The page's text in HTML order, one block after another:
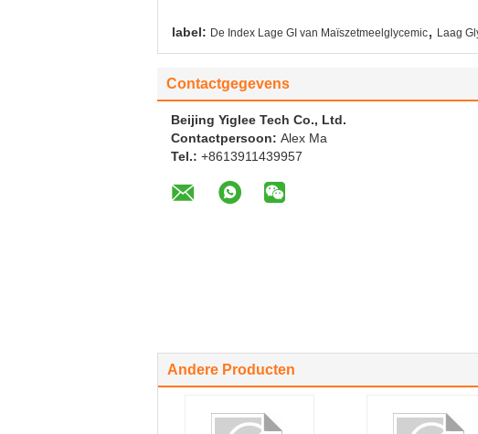
label: De Index Lage GI van Maïszetmeelglycemic, Laag
Contactgegevens
Beijing Yiglee Tech Co., Ltd.
Contactpersoon: Alex Ma
Tel.: +8613911439957
Andere Producten